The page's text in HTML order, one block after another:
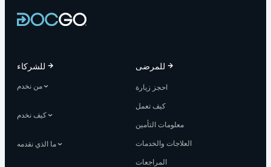
للشركاء
من نخدم
كيف نخدم
ما الذي نقدمه
للمرضى
احجز زيارة
كيف تعمل
معلومات التأمين
العلاجات والخدمات
المراجعات